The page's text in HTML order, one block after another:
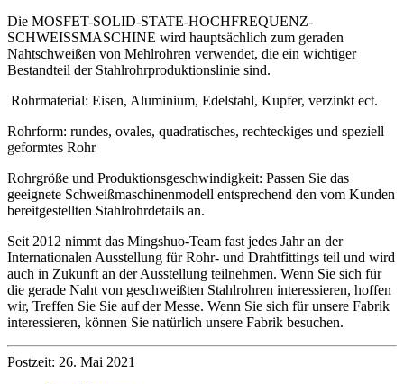
Die MOSFET-SOLID-STATE-HOCHFREQUENZ-
SCHWEISSMASCHINE wird hauptsächlich zum geraden
Nahtschweißen von Mehlrohren verwendet, die ein wichtiger
Bestandteil der Stahlrohrproduktionslinie sind.
Rohrmaterial: Eisen, Aluminium, Edelstahl, Kupfer, verzinkt ect.
Rohrform: rundes, ovales, quadratisches, rechteckiges und speziell
geformtes Rohr
Rohrgröße und Produktionsgeschwindigkeit: Passen Sie das
geeignete Schweißmaschinenmodell entsprechend den vom Kunden
bereitgestellten Stahlrohrdetails an.
Seit 2012 nimmt das Mingshuo-Team fast jedes Jahr an der
Internationalen Ausstellung für Rohr- und Drahtfittings teil und wird
auch in Zukunft an der Ausstellung teilnehmen. Wenn Sie sich für
die gerade Naht von geschweißten Stahlrohren interessieren, hoffen
wir, Treffen Sie Sie auf der Messe. Wenn Sie sich für unsere Fabrik
interessieren, können Sie natürlich unsere Fabrik besuchen.
Postzeit: 26. Mai 2021